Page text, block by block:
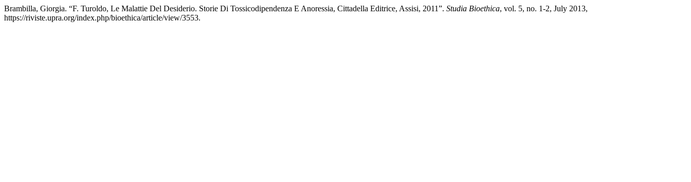
Brambilla, Giorgia. “F. Turoldo, Le Malattie Del Desiderio. Storie Di Tossicodipendenza E Anoressia, Cittadella Editrice, Assisi, 2011”. Studia Bioethica, vol. 5, no. 1-2, July 2013,
https://riviste.upra.org/index.php/bioethica/article/view/3553.